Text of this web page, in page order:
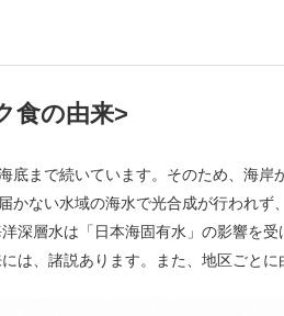
食の由来>
底まで続いています。そのため、海
かない水域の海水で光合成が行われ
深層水は「日本海固有水」の影響を
、諸説あります。また、地区ごとに